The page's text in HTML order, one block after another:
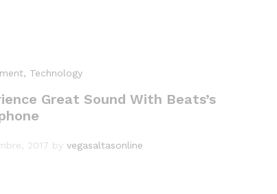
, Technology
Great Sound With Beats’s
2017 by vegasaltasonline